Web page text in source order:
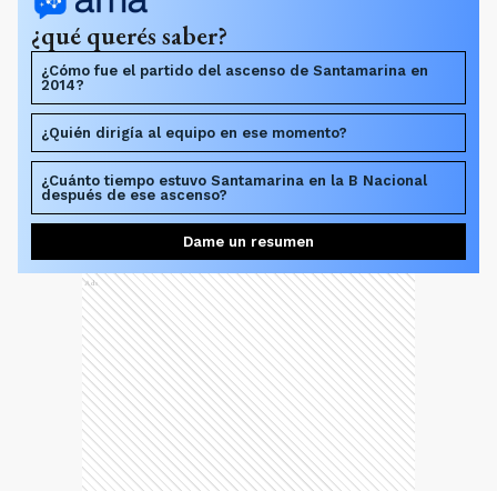
¿qué querés saber?
¿Cómo fue el partido del ascenso de Santamarina en
2014?
¿Quién dirigía al equipo en ese momento?
¿Cuánto tiempo estuvo Santamarina en la B Nacional
después de ese ascenso?
Dame un resumen
Ads